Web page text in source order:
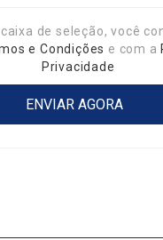
de seleção, você
e Condições e com a
Privacidade